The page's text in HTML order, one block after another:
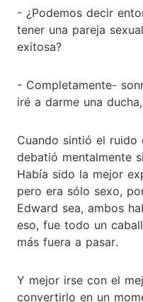
- ¿Podemos decir
tener una pareja
exitosa?
- Completamente-
iré a darme una
Cuando sintió el ruido
debatió mentalmente
Había sido la mejor
pero era sólo sexo,
Edward sea, ambos
eso, fue todo un
más fuera a pasar.
Y mejor irse con el
convertirlo en un